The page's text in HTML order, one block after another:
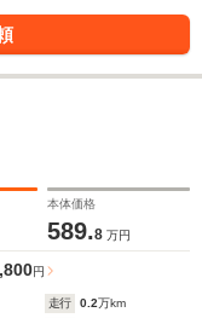
本体価格
589.8 万円
円
走行 0.2万km